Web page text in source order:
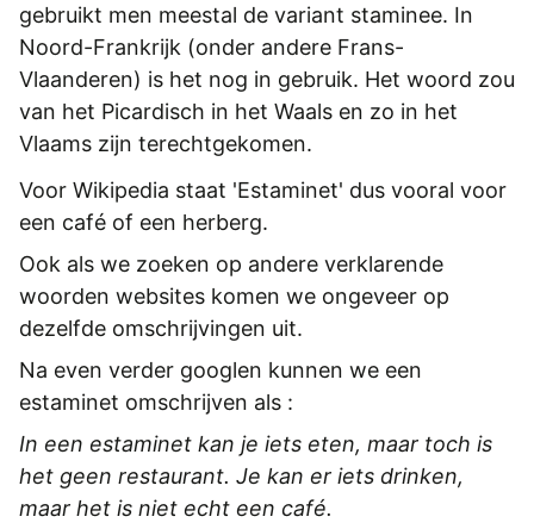
gebruikt men meestal de variant staminee. In
Noord-Frankrijk (onder andere Frans-
Vlaanderen) is het nog in gebruik. Het woord zou
van het Picardisch in het Waals en zo in het
Vlaams zijn terechtgekomen.
Voor Wikipedia staat 'Estaminet' dus vooral voor
een café of een herberg.
Ook als we zoeken op andere verklarende
woorden websites komen we ongeveer op
dezelfde omschrijvingen uit.
Na even verder googlen kunnen we een
estaminet omschrijven als :
In een estaminet kan je iets eten, maar toch is
het geen restaurant. Je kan er iets drinken,
maar het is niet echt een café.